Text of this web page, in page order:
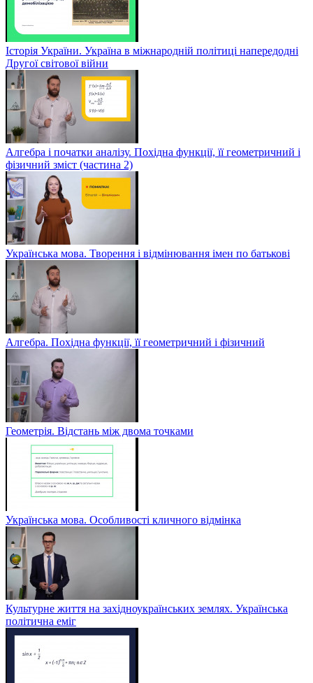
Історія України. Україна в міжнародній політиці напередодні
Другої світової війни
Алгебра і початки аналізу. Похідна функції, її геометричний і
фізичний зміст (частина 2)
Українська мова. Творення і відмінювання імен по батькові
Алгебра. Похідна функції, її геометричний і фізичний
Геометрія. Відстань між двома точками
Українська мова. Особливості кличного відмінка
Культурне життя на західноукраїнських землях. Українська
політична еміг